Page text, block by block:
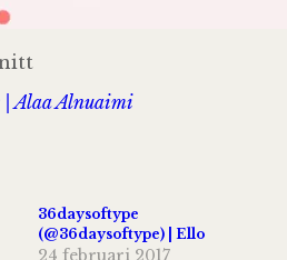
| Alaa Alnuaimi
36daysoftype
(@36daysoftype) | Ello
24 februari 2017